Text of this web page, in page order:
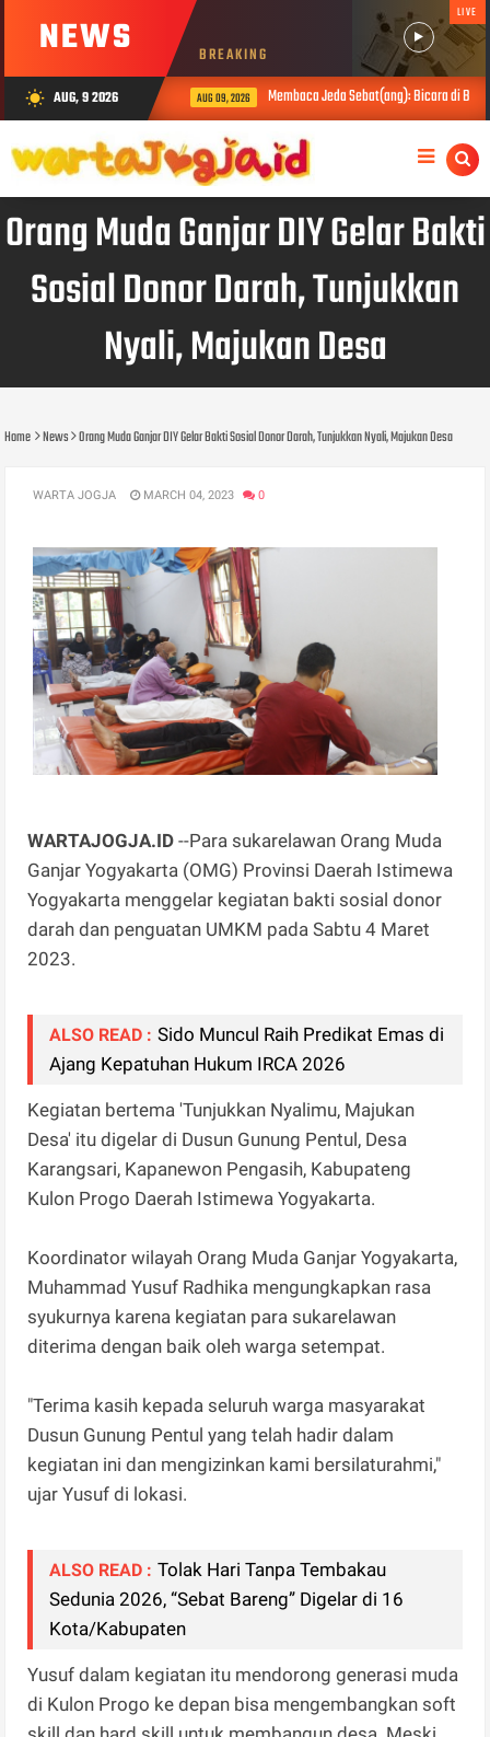
NEWS BREAKING
LIVE
wb_sunny AUG, 9 2026 AUG 09, 2026 Membaca Jeda Sebat(ang): Bicara di
Orang Muda Ganjar DIY Gelar Bakti
Sosial Donor Darah, Tunjukkan
Nyali, Majukan Desa
Home News Orang Muda Ganjar DIY Gelar Bakti Sosial Donor Darah, Tunjukkan Nyali, Majukan Desa
WARTA JOGJA MARCH 04, 2023 0
WARTAJOGJA.ID --Para sukarelawan Orang Muda
Ganjar Yogyakarta (OMG) Provinsi Daerah Istimewa
Yogyakarta menggelar kegiatan bakti sosial donor
darah dan penguatan UMKM pada Sabtu 4 Maret
2023.
ALSO READ : Sido Muncul Raih Predikat Emas di
Ajang Kepatuhan Hukum IRCA 2026
Kegiatan bertema 'Tunjukkan Nyalimu, Majukan
Desa' itu digelar di Dusun Gunung Pentul, Desa
Karangsari, Kapanewon Pengasih, Kabupateng
Kulon Progo Daerah Istimewa Yogyakarta.
Koordinator wilayah Orang Muda Ganjar Yogyakarta,
Muhammad Yusuf Radhika mengungkapkan rasa
syukurnya karena kegiatan para sukarelawan
diterima dengan baik oleh warga setempat.
"Terima kasih kepada seluruh warga masyarakat
Dusun Gunung Pentul yang telah hadir dalam
kegiatan ini dan mengizinkan kami bersilaturahmi,"
ujar Yusuf di lokasi.
ALSO READ : Tolak Hari Tanpa Tembakau
Sedunia 2026, “Sebat Bareng” Digelar di 16
Kota/Kabupaten
Yusuf dalam kegiatan itu mendorong generasi muda
di Kulon Progo ke depan bisa mengembangkan soft